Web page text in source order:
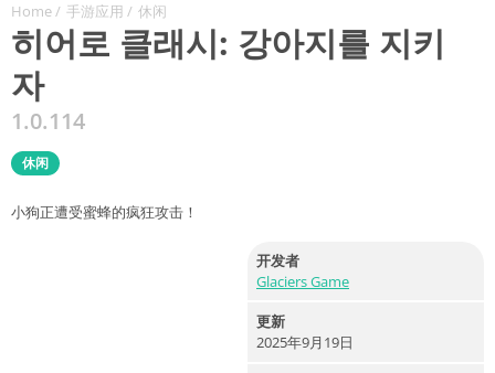
Home/ 手游应用 / 休闲
히어로 클래시: 강아지를 지키
자
1.0.114
休闲
小狗正遭受蜜蜂的疯狂攻击！
开发者
Glaciers Game
更新
2025年9月19日